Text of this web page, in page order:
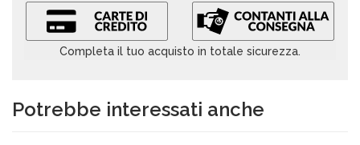
Completa il tuo acquisto in totale sicurezza.
Potrebbe interessati anche